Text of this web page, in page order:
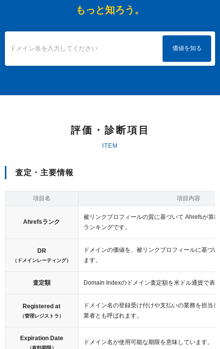
もっと知ろう。
評価・診断項目
ITEM
査定・主要情報
項目名 項目内容
Ahrefsランク
被リンクプロフィールの質に基づいて Ahrefsが算
ランキングです。
DR
（ドメインレーティング）
ドメインの価値を、被リンクプロフィールに基づ
ます。
査定額 Domain Indexのドメイン査定額を米ドル通貨で表
Registered at
（管理レジストラ）
ドメイン名の登録受け付けや支払いの業務を担当
業者とも呼ばれます。
Expiration Date
（有効期限）
ドメイン名が使用可能な期限を意味しています。